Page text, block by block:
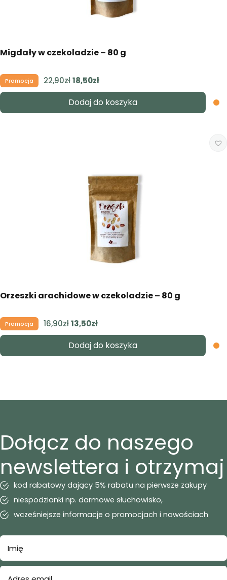
Migdały w czekoladzie – 80 g
Promocja 22,90zł Pierwotna
cena
wynosiła:
22,90zł.
18,50złAktualna
cena
wynosi:
18,50zł.
Dodaj do koszyka
Orzeszki arachidowe w czekoladzie – 80 g
Promocja 16,90zł Pierwotna
cena
wynosiła:
16,90zł.
13,50złAktualna
cena
wynosi:
13,50zł.
Dodaj do koszyka
Dołącz do naszego
newslettera i otrzymaj
kod rabatowy dający 5% rabatu na pierwsze zakupy
niespodzianki np. darmowe słuchowisko,
wcześniejsze informacje o promocjach i nowościach